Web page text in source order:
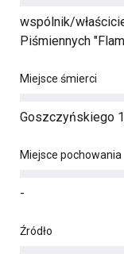
wspólnik/
Piśmiennych
Miejsce śmierci
Goszczyńskiego
Miejsce pochowania
-
Źródło